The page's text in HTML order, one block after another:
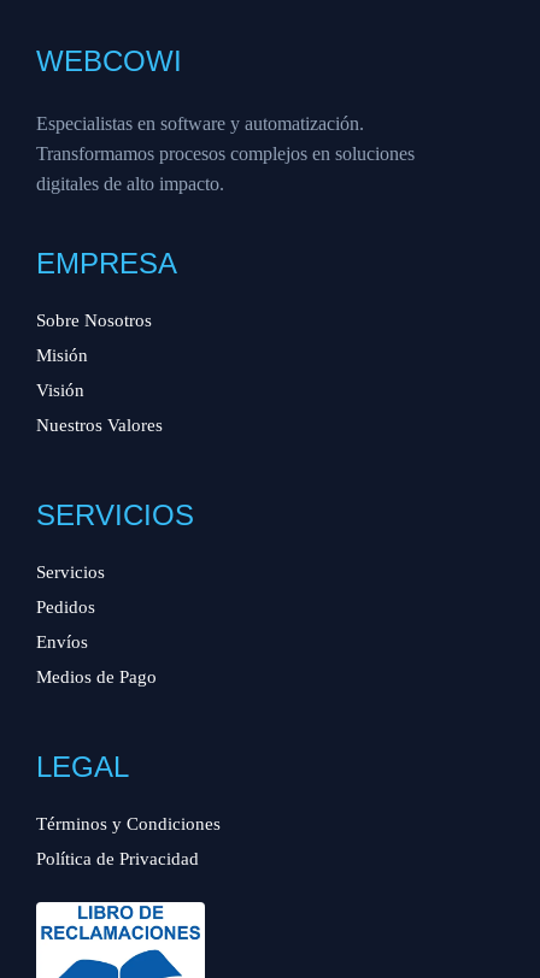
WEBCOWI
Especialistas en software y automatización.
Transformamos procesos complejos en soluciones
digitales de alto impacto.
EMPRESA
Sobre Nosotros
Misión
Visión
Nuestros Valores
SERVICIOS
Servicios
Pedidos
Envíos
Medios de Pago
LEGAL
Términos y Condiciones
Política de Privacidad